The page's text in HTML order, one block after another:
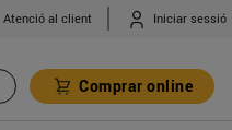
Atenció al client Iniciar sessió
Comprar online